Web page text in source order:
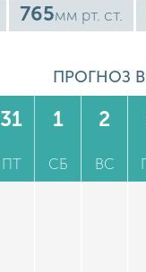
765мм рт. ст.
ПРОГНОЗ
31
ПТ
1
СБ
2
ВС